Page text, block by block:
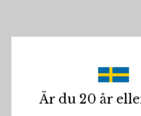
Det finns mer att
Relaterade
Är du 20 år